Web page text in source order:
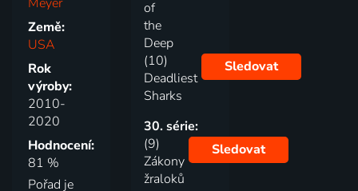
Země:
USA
Rok
výroby:
2010-
2020
Hodnocení:
81 %
Pořad je
of
the
Deep
(10)
Deadliest
Sharks
Sledovat
30. série:
(9)
Zákony
žraloků
Sledovat